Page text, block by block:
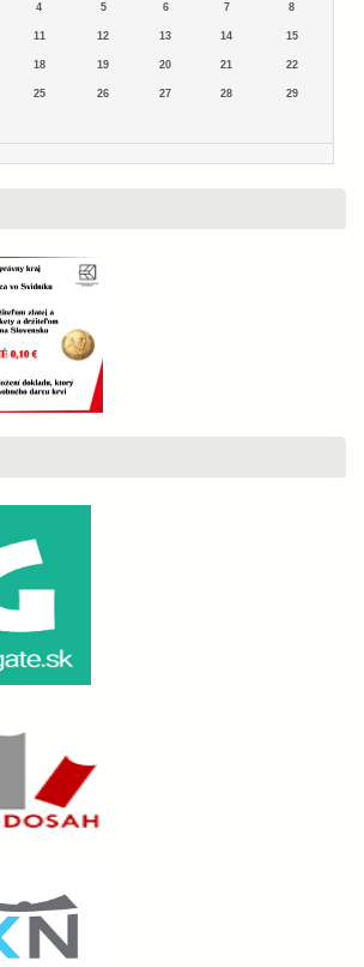
4 5 6 7 8
11 12 13 14 15
18 19 20 21 22
25 26 27 28 29